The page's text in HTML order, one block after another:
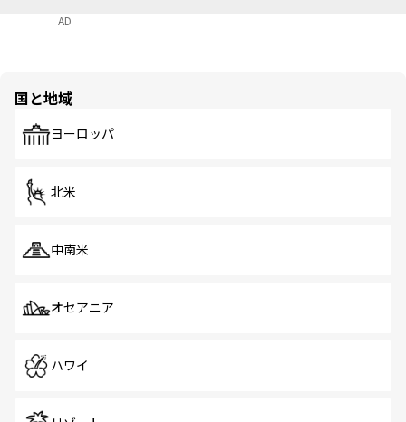
AD
国と地域
ヨーロッパ
北米
中南米
オセアニア
ハワイ